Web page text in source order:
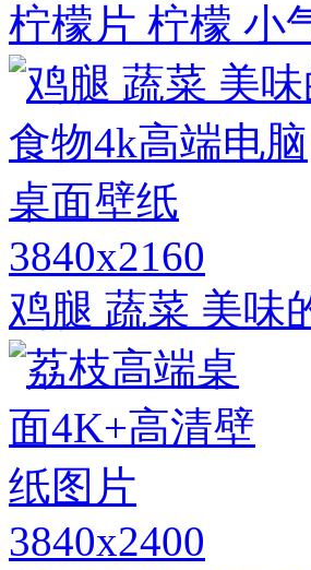
柠檬片 柠檬 小
3840x2160
鸡腿 蔬菜 美味
3840x2400